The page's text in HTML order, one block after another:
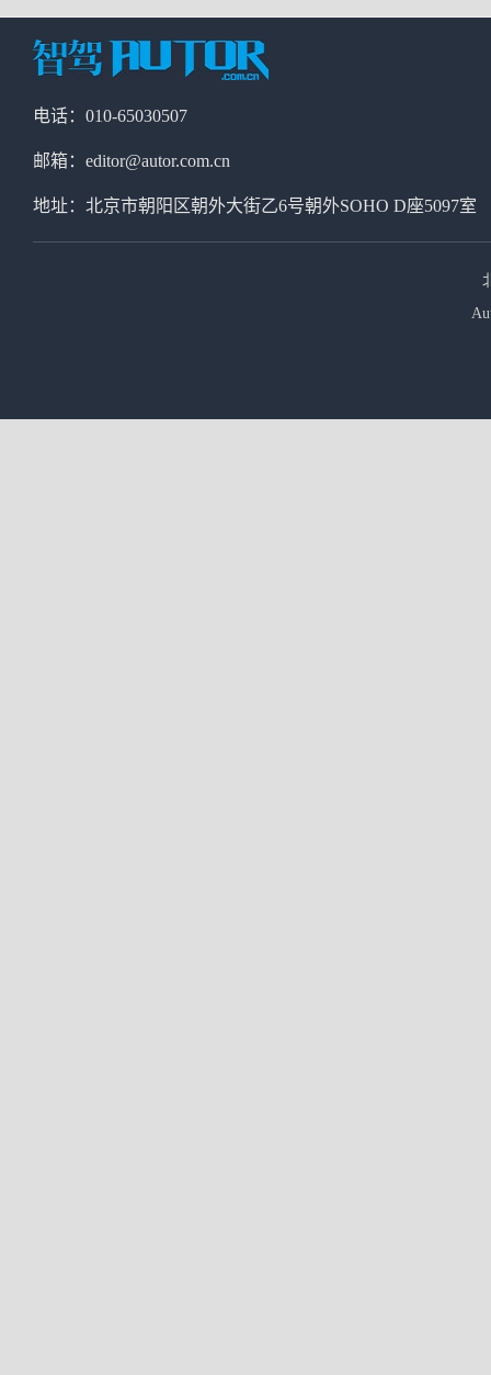
电话：010-65030507
邮箱：editor@autor.com.cn
地址：北京市朝阳区朝外大街乙6号朝外SOHO D座5097室